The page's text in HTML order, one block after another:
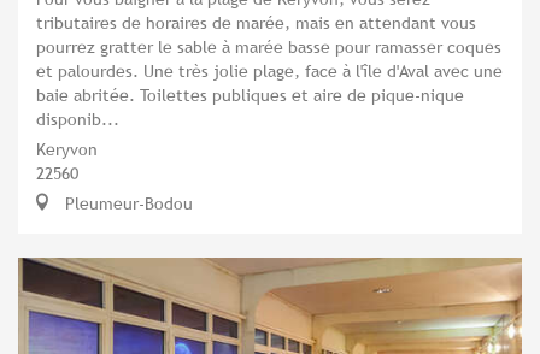
tributaires de horaires de marée, mais en attendant vous
pourrez gratter le sable à marée basse pour ramasser coques
et palourdes. Une très jolie plage, face à l'île d'Aval avec une
baie abritée. Toilettes publiques et aire de pique-nique
disponib...
Keryvon
22560
Pleumeur-Bodou